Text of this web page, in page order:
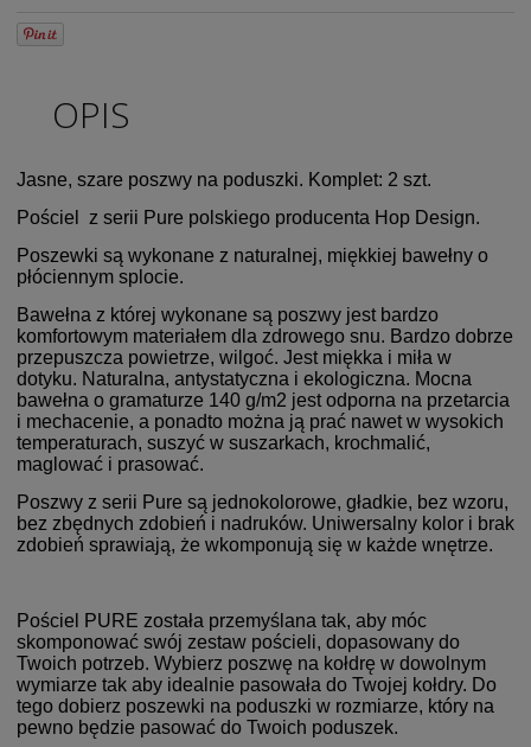
OPIS
Jasne, szare poszwy na poduszki. Komplet: 2 szt.
Pościel z serii Pure polskiego producenta Hop Design.
Poszewki są wykonane z naturalnej, miękkiej bawełny o
płóciennym splocie.
Bawełna z której wykonane są poszwy jest bardzo
komfortowym materiałem dla zdrowego snu. Bardzo dobrze
przepuszcza powietrze, wilgoć. Jest miękka i miła w
dotyku. Naturalna, antystatyczna i ekologiczna. Mocna
bawełna o gramaturze 140 g/m2 jest odporna na przetarcia
i mechacenie, a ponadto można ją prać nawet w wysokich
temperaturach, suszyć w suszarkach, krochmalić,
maglować i prasować.
Poszwy z serii Pure są jednokolorowe, gładkie, bez wzoru,
bez zbędnych zdobień i nadruków. Uniwersalny kolor i brak
zdobień sprawiają, że wkomponują się w każde wnętrze.
Pościel PURE została przemyślana tak, aby móc
skomponować swój zestaw pościeli, dopasowany do
Twoich potrzeb. Wybierz poszwę na kołdrę w dowolnym
wymiarze tak aby idealnie pasowała do Twojej kołdry. Do
tego dobierz poszewki na poduszki w rozmiarze, który na
pewno będzie pasować do Twoich poduszek.